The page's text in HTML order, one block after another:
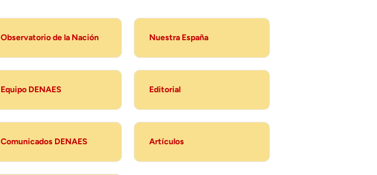
Observatorio de la Nación Nuestra España
Equipo DENAES Editorial
Comunicados DENAES Artículos